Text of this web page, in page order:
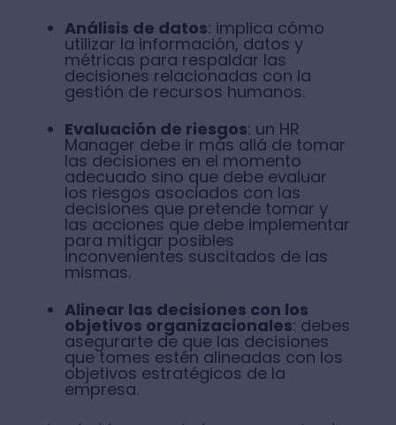
Análisis de datos: implica cómo
utilizar la información, datos y
métricas para respaldar las
decisiones relacionadas con la
gestión de recursos humanos.
Evaluación de riesgos: un HR
Manager debe ir más allá de tomar
las decisiones en el momento
adecuado sino que debe evaluar
los riesgos asociados con las
decisiones que pretende tomar y
las acciones que debe implementar
para mitigar posibles
inconvenientes suscitados de las
mismas.
Alinear las decisiones con los
objetivos organizacionales: debes
asegurarte de que las decisiones
que tomes estén alineadas con los
objetivos estratégicos de la
empresa.